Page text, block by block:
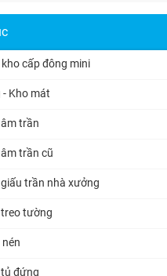
cấp đông mini
- Kho mát
trần
trần cũ
trần nhà xưởng
tường
đứng